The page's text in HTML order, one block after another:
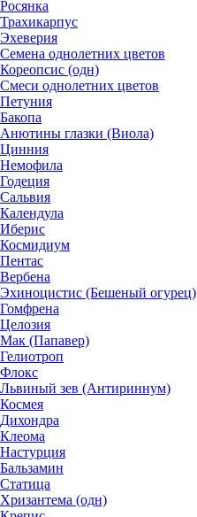
Росянка
Трахикарпус
Эхеверия
Семена однолетних цветов
Кореопсис (одн)
Смеси однолетних цветов
Петуния
Бакопа
Анютины глазки (Виола)
Цинния
Немофила
Годеция
Сальвия
Календула
Иберис
Космидиум
Пентас
Вербена
Эхиноцистис (Бешеный огурец)
Гомфрена
Целозия
Мак (Папавер)
Гелиотроп
Флокс
Львиный зев (Антириннум)
Космея
Дихондра
Клеома
Настурция
Бальзамин
Статица
Хризантема (одн)